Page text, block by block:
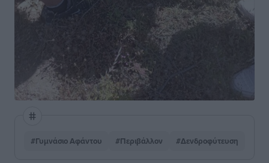
#Γυμνάσιο Αφάντου #Περιβάλλον #Δενδροφύτευση